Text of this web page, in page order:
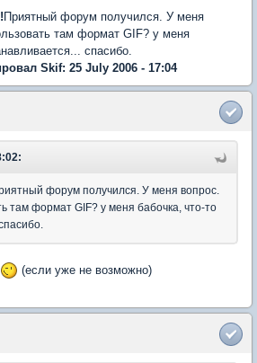
Приятный форум получился. У меня
там формат GIF? у меня
спасибо.
Skif: 25 July 2006 - 17:04
форум получился. У меня вопрос.
там формат GIF? у меня бабочка, что-то
(если уже не возможно)